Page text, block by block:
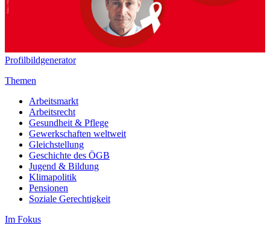
Profilbildgenerator
Themen
Arbeitsmarkt
Arbeitsrecht
Gesundheit & Pflege
Gewerkschaften weltweit
Gleichstellung
Geschichte des ÖGB
Jugend & Bildung
Klimapolitik
Pensionen
Soziale Gerechtigkeit
Im Fokus